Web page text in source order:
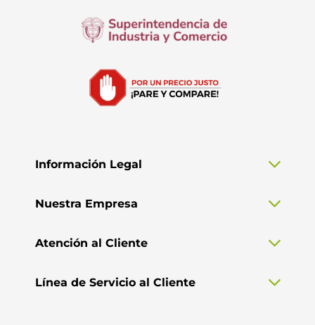
Información Legal
Nuestra Empresa
Atención al Cliente
Línea de Servicio al Cliente